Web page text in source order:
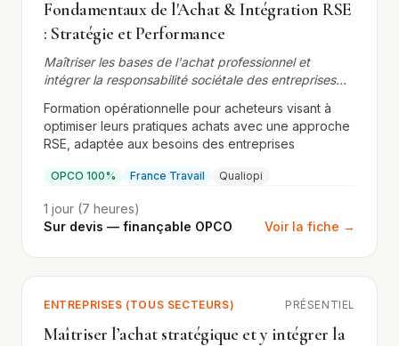
Fondamentaux de l'Achat & Intégration RSE
: Stratégie et Performance
Maîtriser les bases de l'achat professionnel et
intégrer la responsabilité sociétale des entreprises
Formation opérationnelle pour acheteurs visant à
optimiser leurs pratiques achats avec une approche
RSE, adaptée aux besoins des entreprises
OPCO 100% France Travail Qualiopi
1 jour (7 heures)
Sur devis — finançable OPCO
Voir la fiche →
ENTREPRISES (TOUS SECTEURS) PRÉSENTIEL
Maîtriser l’achat stratégique et y intégrer la